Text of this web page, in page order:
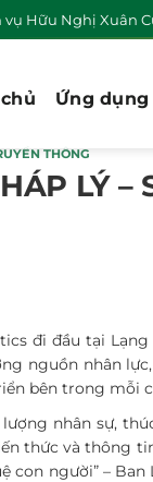
Hữu Nghị Xuân
Ứng dụng
THÔNG
LÝ
đi đầu tại
nguồn nhân
bên trong mỗi
nhân sự,
thức và thông
con người” –